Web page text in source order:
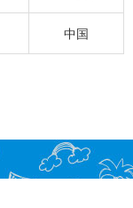
中国